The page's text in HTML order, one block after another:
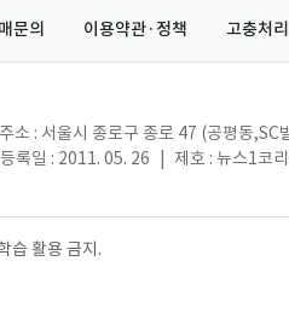
문의 이용약관·정책 고충처리
주소 : 서울시 종로구 종로 47 (공평동,SC
등록일 : 2011. 05. 26 제호 : 뉴스1코
활용 금지.